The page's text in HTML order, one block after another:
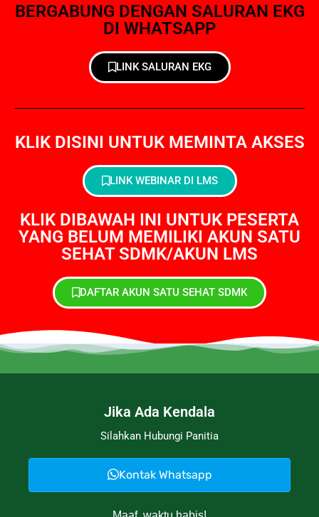
BERGABUNG DENGAN SALURAN EKG
DI WHATSAPP
LINK SALURAN EKG
KLIK DISINI UNTUK MEMINTA AKSES
LINK WEBINAR DI LMS
KLIK DIBAWAH INI UNTUK PESERTA
YANG BELUM MEMILIKI AKUN SATU
SEHAT SDMK/AKUN LMS
DAFTAR AKUN SATU SEHAT SDMK
Jika Ada Kendala
Silahkan Hubungi Panitia
Kontak Whatsapp